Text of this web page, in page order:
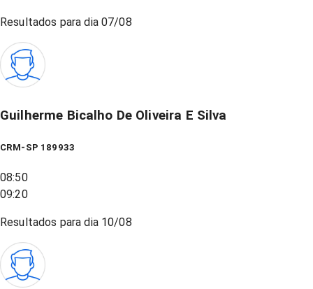
Resultados para dia 07/08
Guilherme Bicalho De Oliveira E Silva
CRM-SP 189933
08:50
09:20
Resultados para dia 10/08